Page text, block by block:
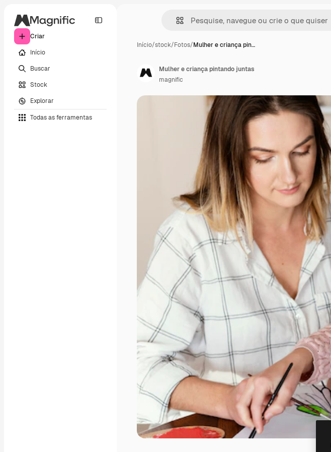
Criar
Início
Buscar
Stock
Explorar
Todas as ferramentas
Início/stock/Fotos/Mulher e criança pin…
Mulher e criança pintando juntas
magnific